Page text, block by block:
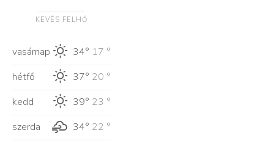
KEVÉS FELHŐ
vasárnap 34° 17 °
hétfő
37° 20 °
kedd
39° 23 °
szerda
34° 22 °